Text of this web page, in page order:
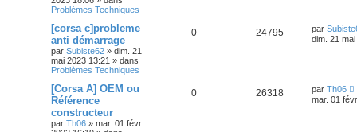
Problèmes Techniques
[corsa c]probleme
anti démarrage
par Subiste62 » dim. 21
mai 2023 13:21 » dans
Problèmes Techniques
0 24795 par
dim. 21
[Corsa A] OEM ou
Référence
constructeur
par Th06 » mar. 01 févr.
0 26318 par Th06
mar. 01